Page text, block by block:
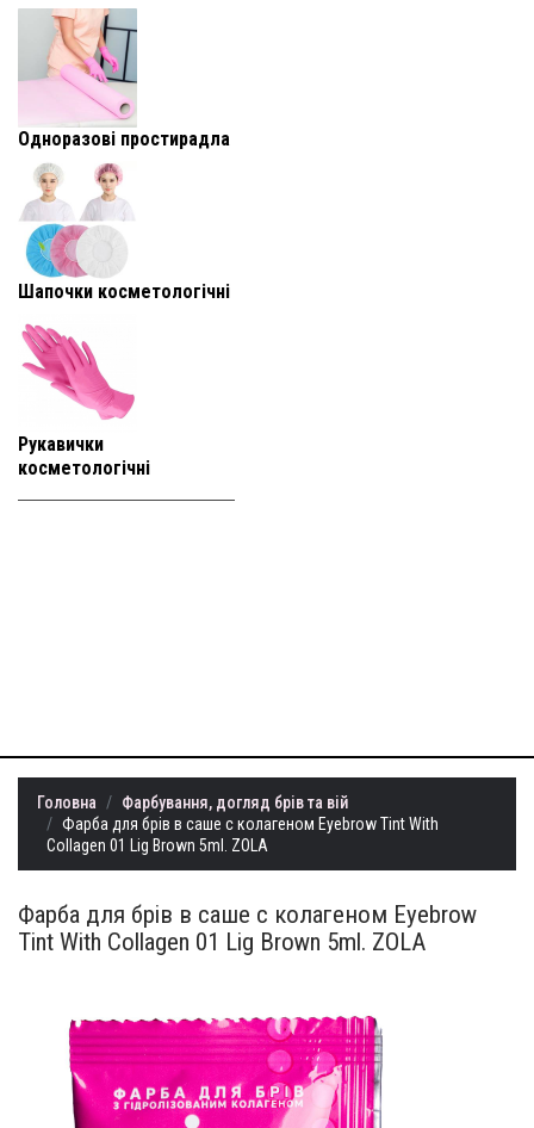
Одноразові простирадла
Шапочки косметологічні
Рукавички
косметологічні
Головна
Фарбування, догляд брів та вій
Фарба для брів в саше с колагеном Eyebrow Tint With
Collagen 01 Lig Brown 5ml. ZOLA
Фарба для брів в саше с колагеном Eyebrow
Tint With Collagen 01 Lig Brown 5ml. ZOLA